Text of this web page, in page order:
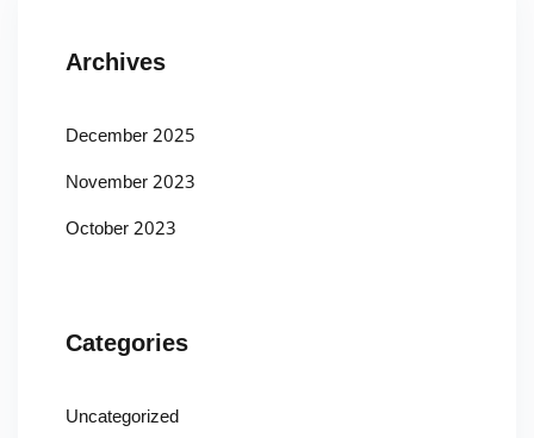
Archives
December 2025
November 2023
October 2023
Categories
Uncategorized